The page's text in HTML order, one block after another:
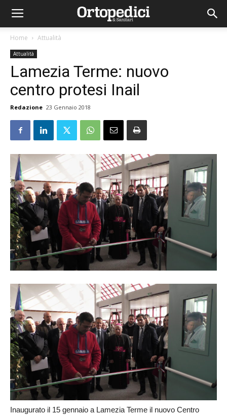
Home Attualità
Attualità
Lamezia Terme: nuovo
centro protesi Inail
Redazione 23 Gennaio 2018
Inaugurato il 15 gennaio a Lamezia Terme il nuovo Centro